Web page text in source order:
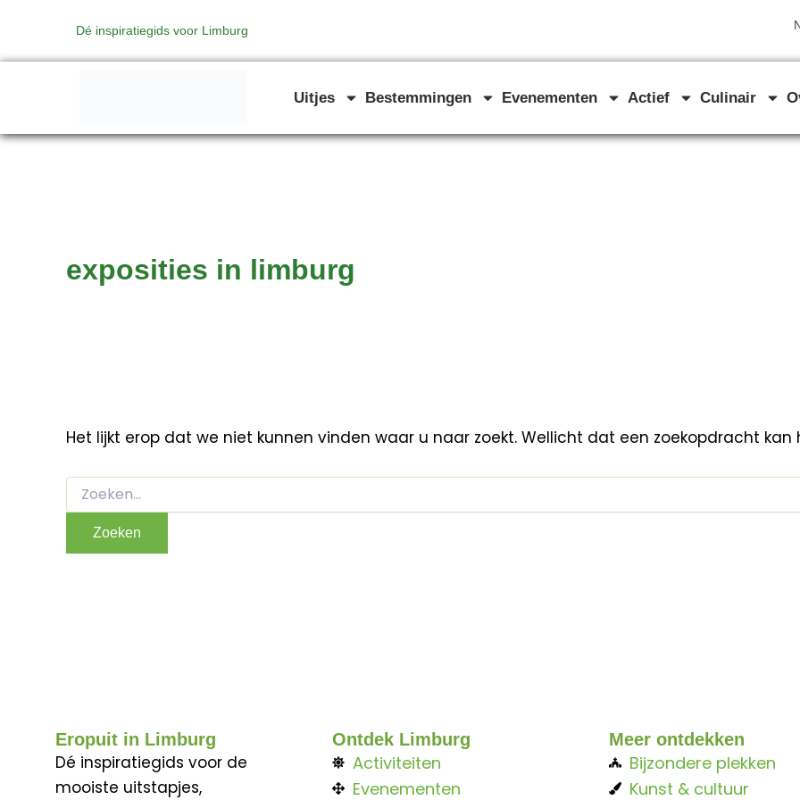
de
Dé inspiratiegids voor Limburg
Uitjes Bestemmingen Evenementen Actief Culinair
exposities in limburg
Het lijkt erop dat we niet kunnen vinden waar u naar zoekt. Wellicht dat een zoekopdracht kan
naar:
Eropuit in Limburg
Dé inspiratiegids voor de
mooiste uitstapjes,
Ontdek Limburg
Activiteiten
Evenementen
Meer ontdekken
Bijzondere plekken
Kunst & cultuur